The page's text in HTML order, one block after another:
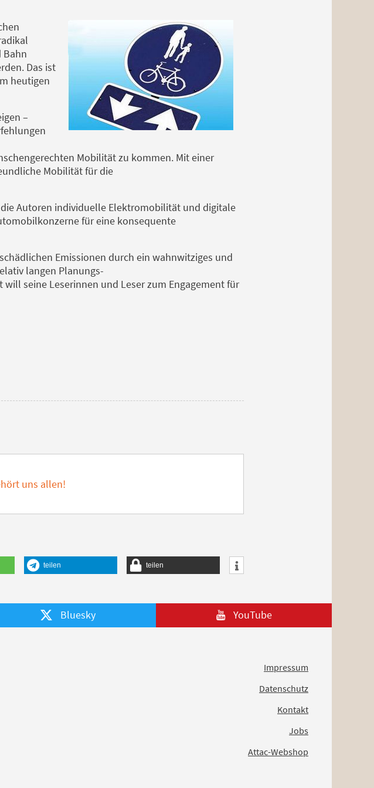
Bahn
Das ist
heutigen
–
Mobilität zu kommen. Mit einer
Mobilität für die
Autoren individuelle Elektromobilität und digitale
für eine konsequente
Emissionen durch ein wahnwitziges und
langen Planungs-
seine Leserinnen und Leser zum Engagement für
uns allen!
teilen teilen
Bluesky YouTube
Impressum
Datenschutz
Kontakt
Jobs
Attac-Webshop